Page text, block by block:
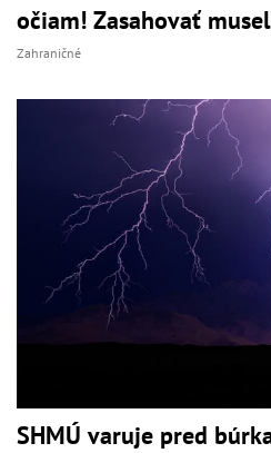
očiam! Zasahovať
Zahraničné
SHMÚ varuje pred